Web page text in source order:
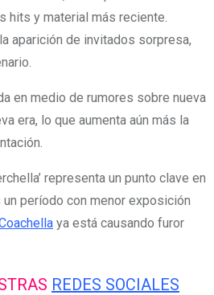
hits y material más reciente.
aparición de invitados sorpresa,
en medio de rumores sobre nueva
era, lo que aumenta aún más la
representa un punto clave en
un período con menor exposición
ya está causando furor
REDES SOCIALES